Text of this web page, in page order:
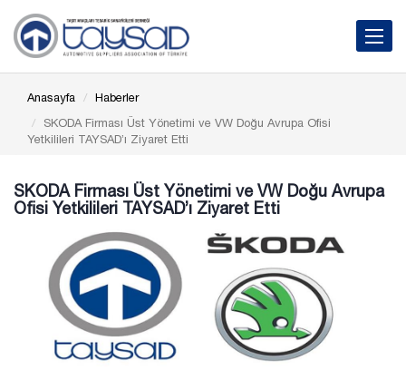
Toggle
Anasayfa
Haberler
SKODA Firması Üst Yönetimi ve VW Doğu Avrupa Ofisi
Yetkilileri TAYSAD’ı Ziyaret Etti
SKODA Firması Üst Yönetimi ve VW Doğu Avrupa
Ofisi Yetkilileri TAYSAD’ı Ziyaret Etti